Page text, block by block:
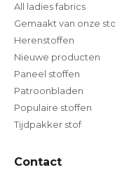
All ladies fabrics
Gemaakt van onze
Herenstoffen
Nieuwe producten
Paneel stoffen
Patroonbladen
Populaire stoffen
Tijdpakker stof
Contact